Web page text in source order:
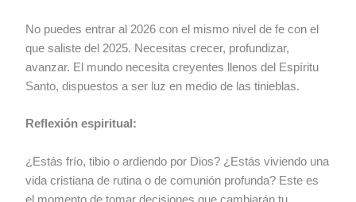
No puedes entrar al 2026 con el mismo nivel de fe con el
que saliste del 2025. Necesitas crecer, profundizar,
avanzar. El mundo necesita creyentes llenos del Espíritu
Santo, dispuestos a ser luz en medio de las tinieblas.
Reflexión espiritual:
¿Estás frío, tibio o ardiendo por Dios? ¿Estás viviendo una
vida cristiana de rutina o de comunión profunda? Este es
el momento de tomar decisiones que cambiarán tu